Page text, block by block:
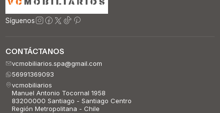
Síguenos
CONTÁCTANOS
vcmobiliarios.spa@gmail.com
56991369093
vcmobiliarios
Manuel Antonio Tocornal 1958
83200000 Santiago - Santiago Centro
Región Metropolitana - Chile